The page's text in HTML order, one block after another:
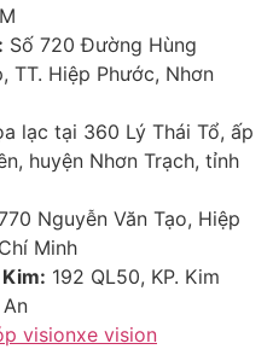
Số 720 Đường Hùng
TT. Hiệp Phước, Nhơn
lạc tại 360 Lý Thái Tổ, ấp
huyện Nhơn Trạch, tỉnh
Nguyễn Văn Tạo, Hiệp
Minh
192 QL50, KP. Kim
visionxe vision